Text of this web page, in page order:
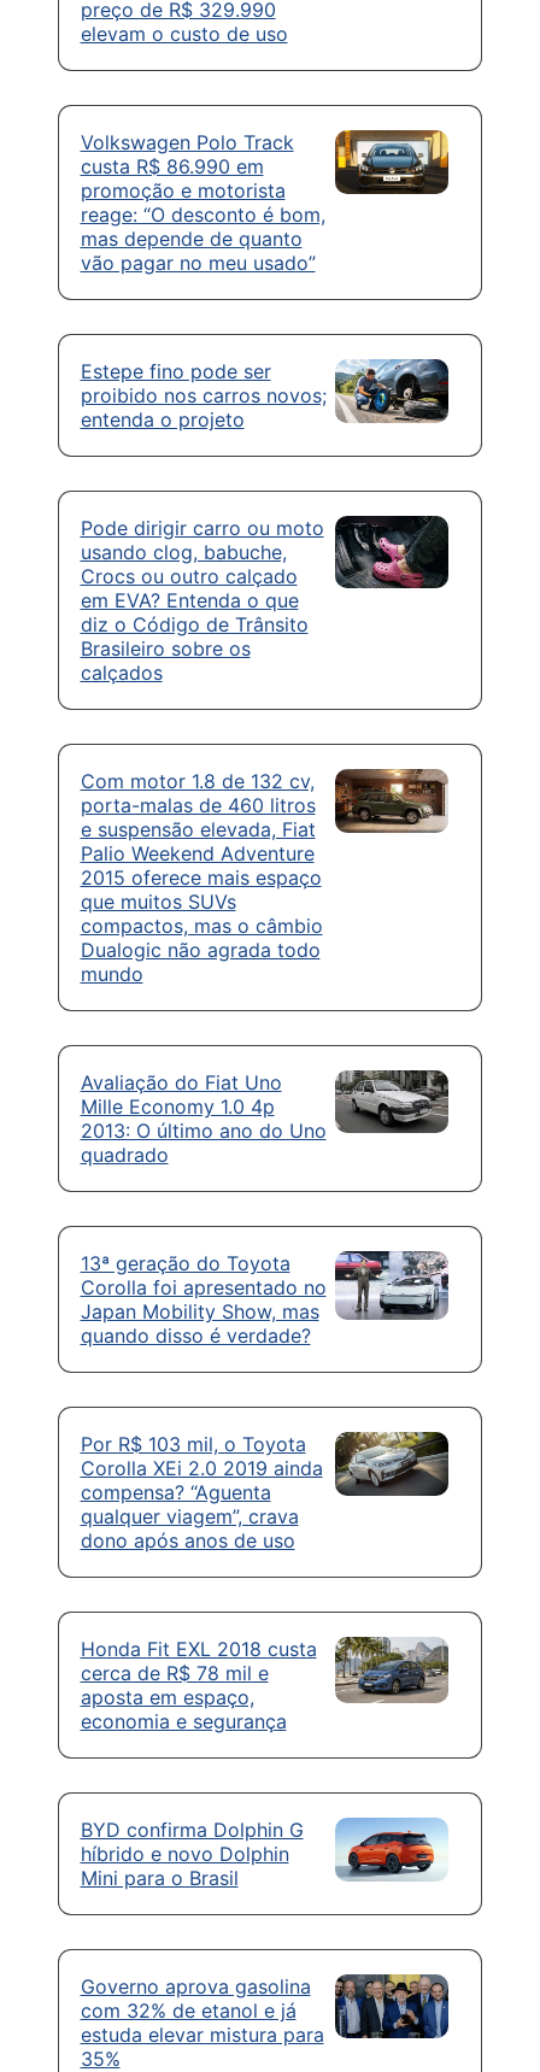
preço de R$ 329.990
elevam o custo de uso
Volkswagen Polo Track
custa R$ 86.990 em
promoção e motorista
reage: “O desconto é bom,
mas depende de quanto
vão pagar no meu usado”
Estepe fino pode ser
proibido nos carros novos;
entenda o projeto
Pode dirigir carro ou moto
usando clog, babuche,
Crocs ou outro calçado
em EVA? Entenda o que
diz o Código de Trânsito
Brasileiro sobre os
calçados
Com motor 1.8 de 132 cv,
porta-malas de 460 litros
e suspensão elevada, Fiat
Palio Weekend Adventure
2015 oferece mais espaço
que muitos SUVs
compactos, mas o câmbio
Dualogic não agrada todo
mundo
Avaliação do Fiat Uno
Mille Economy 1.0 4p
2013: O último ano do Uno
quadrado
13ª geração do Toyota
Corolla foi apresentado no
Japan Mobility Show, mas
quando disso é verdade?
Por R$ 103 mil, o Toyota
Corolla XEi 2.0 2019 ainda
compensa? “Aguenta
qualquer viagem”, crava
dono após anos de uso
Honda Fit EXL 2018 custa
cerca de R$ 78 mil e
aposta em espaço,
economia e segurança
BYD confirma Dolphin G
híbrido e novo Dolphin
Mini para o Brasil
Governo aprova gasolina
com 32% de etanol e já
estuda elevar mistura para
35%